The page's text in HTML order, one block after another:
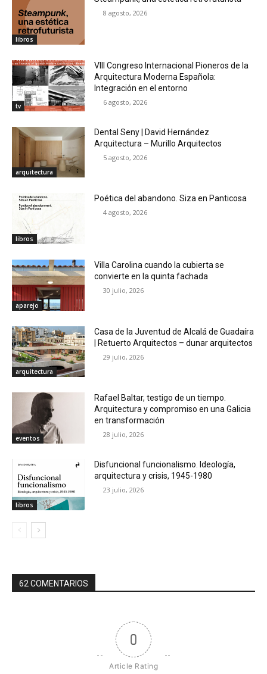
libros
8 agosto, 2026
tv
VIII Congreso Internacional Pioneros de la
Arquitectura Moderna Española:
Integración en el entorno
6 agosto, 2026
arquitectura
Dental Seny | David Hernández
Arquitectura – Murillo Arquitectos
5 agosto, 2026
libros
Poética del abandono. Siza en Panticosa
4 agosto, 2026
aparejo
Villa Carolina cuando la cubierta se
convierte en la quinta fachada
30 julio, 2026
arquitectura
Casa de la Juventud de Alcalá de Guadaíra
| Retuerto Arquitectos – dunar arquitectos
29 julio, 2026
eventos
Rafael Baltar, testigo de un tiempo.
Arquitectura y compromiso en una Galicia
en transformación
28 julio, 2026
libros
Disfuncional funcionalismo. Ideología,
arquitectura y crisis, 1945-1980
23 julio, 2026
62 COMENTARIOS
0
Article Rating